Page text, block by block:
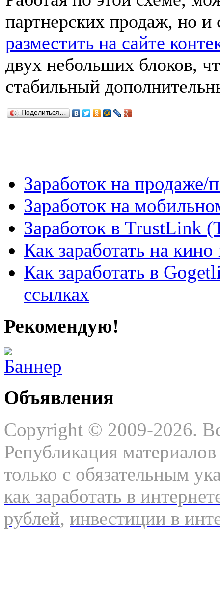
партнерских продаж, но и
разместить на сайте
двух небольших блоков,
стабильный
Поделиться…
Заработок на продаже/
Заработок на
Заработок в TrustLink
Как заработать на
Как заработать в
ссылках
Рекомендую!
Объявления
Copyright © 2009-2026.
Републикация
только с обязательным
как заработать в
рублей, инвестиции в